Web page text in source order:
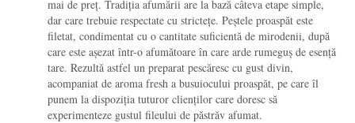
mai de preț. Tradiția afumării are la bază câteva etape simple,
dar care trebuie respectate cu strictețe. Peștele proaspăt este
filetat, condimentat cu o cantitate suficientă de mirodenii, după
care este așezat într-o afumătoare în care arde rumeguș de esență
tare. Rezultă astfel un preparat pescăresc cu gust divin,
acompaniat de aroma fresh a busuiocului proaspăt, pe care îl
punem la dispoziția tuturor clienților care doresc să
experimenteze gustul fileului de păstrăv afumat.